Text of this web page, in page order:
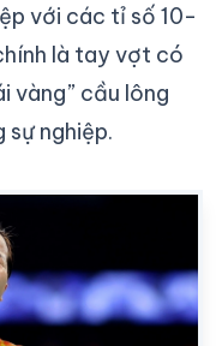
với các tỉ số 10-
là tay vợt có
vàng” cầu lông
nghiệp.